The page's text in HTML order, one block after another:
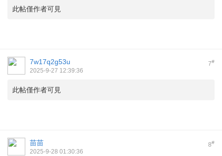
此帖僅作者可見
7#
7w17q2g53u
2025-9-27 12:39:36
此帖僅作者可見
8#
苗苗
2025-9-28 01:30:36